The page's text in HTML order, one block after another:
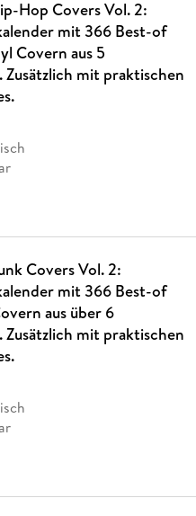
Hop Covers Vol. 2:
mit 366 Best-of
Covern aus 5
Zusätzlich mit praktischen
Covers Vol. 2:
mit 366 Best-of
aus über 6
Zusätzlich mit praktischen